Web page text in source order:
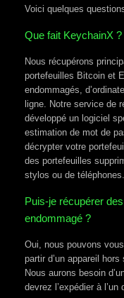
Voici quelques
Que fait KeychainX ?
Nous récupérons
portefeuilles Bitcoin et
endommagés,
ligne. Notre service de
développé un logiciel
estimation de mot de
décrypter votre
des portefeuilles
stylos ou de téléphones.
Puis-je récupérer
endommagé ?
Oui, nous pouvons
partir d’un appareil hors
Nous aurons besoin
devrez l’expédier à